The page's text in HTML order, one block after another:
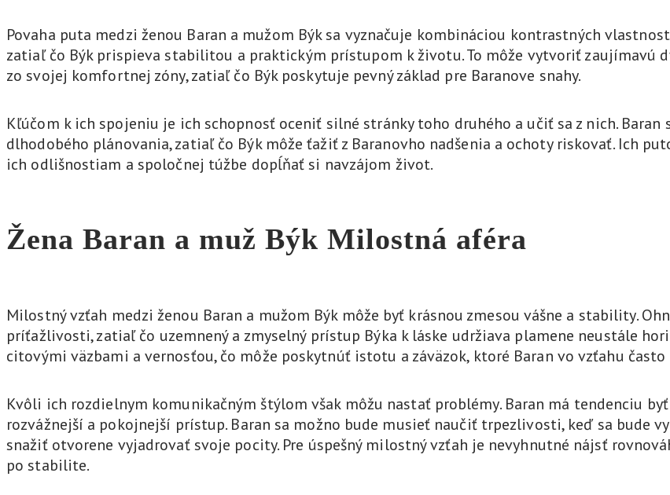
Povaha puta medzi ženou Baran a mužom Býk sa vyznačuje kombináciou kontrastných
zatiaľ čo Býk prispieva stabilitou a praktickým prístupom k životu. To môže vytvoriť zaujímavú
zo svojej komfortnej zóny, zatiaľ čo Býk poskytuje pevný základ pre Baranove snahy.
Kľúčom k ich spojeniu je ich schopnosť oceniť silné stránky toho druhého a učiť sa z nich.
dlhodobého plánovania, zatiaľ čo Býk môže ťažiť z Baranovho nadšenia a ochoty riskovať. Ich
ich odlišnostiam a spoločnej túžbe dopĺňať si navzájom život.
Žena Baran a muž Býk Milostná aféra
Milostný vzťah medzi ženou Baran a mužom Býk môže byť krásnou zmesou vášne a stability.
príťažlivosti, zatiaľ čo uzemnený a zmyselný prístup Býka k láske udržiava plamene neustále
citovými väzbami a vernosťou, čo môže poskytnúť istotu a záväzok, ktoré Baran vo vzťahu často
Kvôli ich rozdielnym komunikačným štýlom však môžu nastať problémy. Baran má tendenciu
rozvážnejší a pokojnejší prístup. Baran sa možno bude musieť naučiť trpezlivosti, keď sa bude
snažiť otvorene vyjadrovať svoje pocity. Pre úspešný milostný vzťah je nevyhnutné nájsť
po stabilite.